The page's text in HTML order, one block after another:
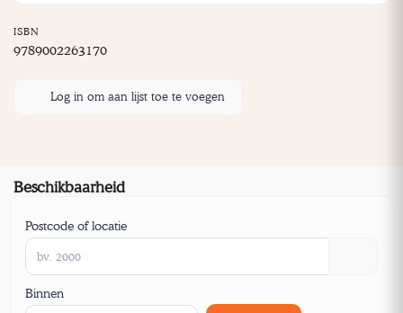
ISBN
9789002263170
Log in om aan lijst toe te voegen
Beschikbaarheid
Postcode of locatie
Binnen